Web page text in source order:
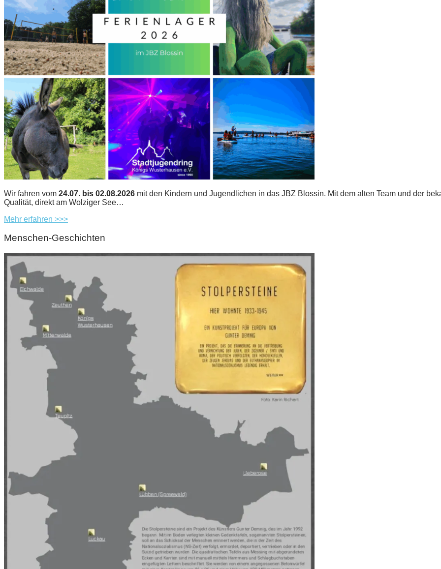
Wir fahren vom 24.07. bis 02.08.2026 mit den Kindern und Jugendlichen in das JBZ Blossin. Mit dem alten Team und der
Qualität, direkt am Wolziger See…
Mehr erfahren >>>
Menschen-Geschichten